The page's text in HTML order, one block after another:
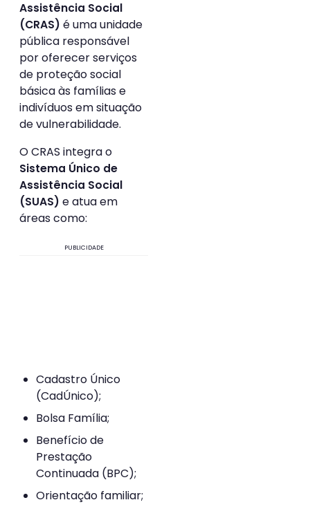
Assistência Social
(CRAS) é uma unidade
pública responsável
por oferecer serviços
de proteção social
básica às famílias e
indivíduos em situação
de vulnerabilidade.
O CRAS integra o
Sistema Único de
Assistência Social
(SUAS) e atua em
áreas como:
PUBLICIDADE
Cadastro Único
(CadÚnico);
Bolsa Família;
Benefício de
Prestação
Continuada (BPC);
Orientação familiar;